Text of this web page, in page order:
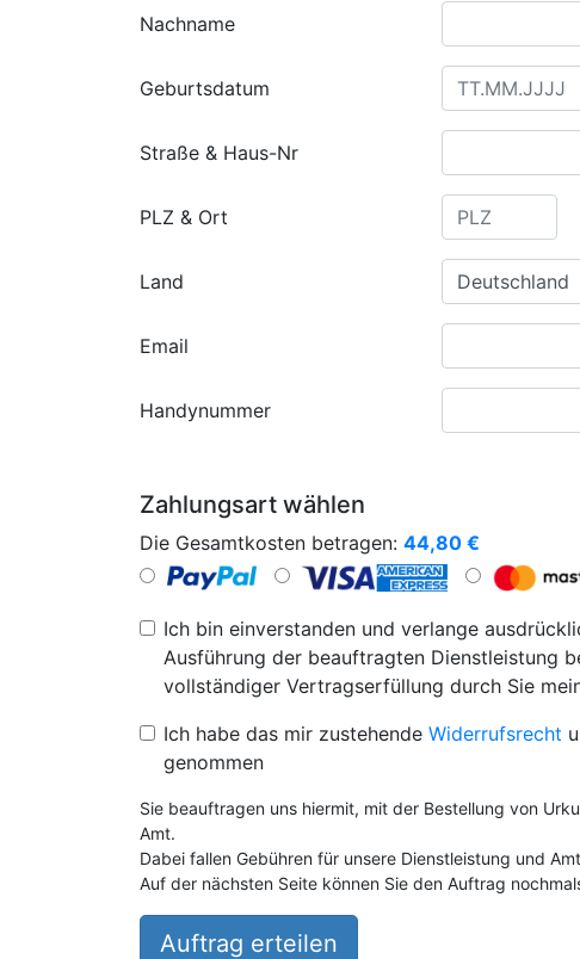
Nachname
Geburtsdatum
Straße & Haus-Nr
PLZ & Ort
Land
Email
Handynummer
Zahlungsart wählen
Die Gesamtkosten betragen: 44,80 €
Ich bin einverstanden und verlange
Ausführung der beauftragten Dienstleistung
vollständiger Vertragserfüllung durch Sie
Ich habe das mir zustehende Widerrufsrecht
genommen
Sie beauftragen uns hiermit, mit der Bestellung von
Amt.
Dabei fallen Gebühren für unsere Dienstleistung und
Auf der nächsten Seite können Sie den Auftrag
Auftrag erteilen